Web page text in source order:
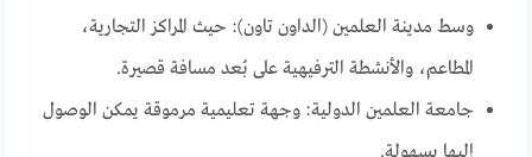
وسط مدينة العلمين (الداون تاون): حيث المراكز التجارية،
المطاعم، والأنشطة الترفيهية على بُعد مسافة قصيرة.
جامعة العلمين الدولية: وجهة تعليمية مرموقة يمكن الوصول
إليها بسهولة.